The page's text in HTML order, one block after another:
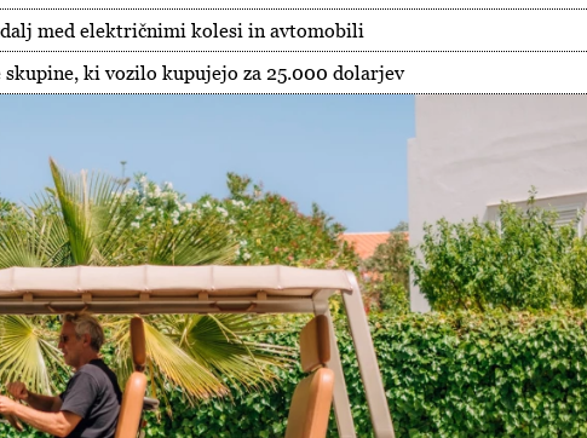
med električnimi kolesi in avtomobili
skupine, ki vozilo kupujejo za 25.000 dolarjev